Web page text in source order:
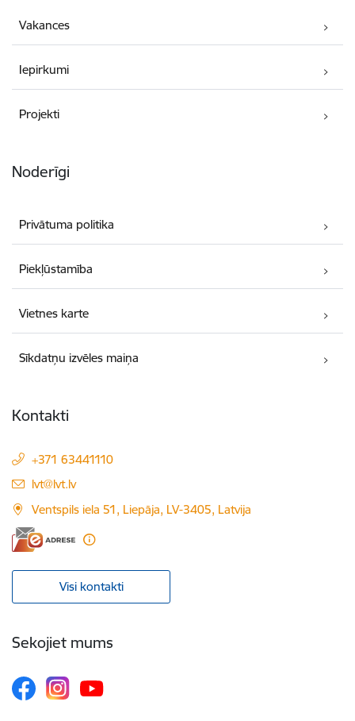
Vakances
Iepirkumi
Projekti
Noderīgi
Privātuma politika
Piekļūstamība
Vietnes karte
Sīkdatņu izvēles maiņa
Kontakti
+371 63441110
E-pasts:
lvt@lvt.lv
Ventspils iela 51, Liepāja, LV-3405, Latvija
Visi kontakti
Sekojiet mums